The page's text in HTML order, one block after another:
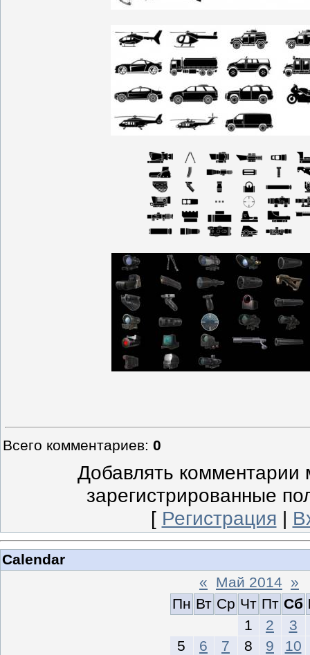
Всего комментариев: 0
Добавлять комментарии
зарегистрированные
[ Регистрация |
Calendar
« Май 2014 »
Пн Вт Ср Чт Пт Сб
1
2
3
5
6 7 8 9 10